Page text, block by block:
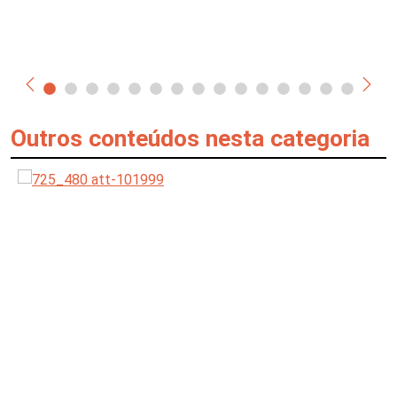
Outros conteúdos nesta categoria